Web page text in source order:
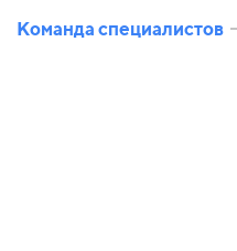
Команда специалистов